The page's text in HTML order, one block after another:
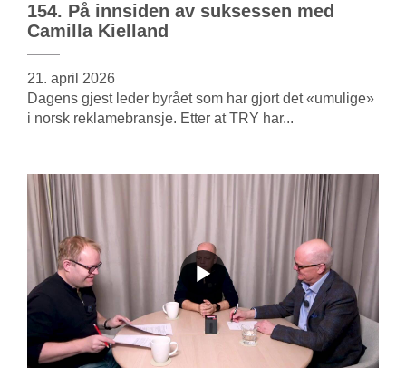
154. På innsiden av suksessen med
Camilla Kielland
21. april 2026
Dagens gjest leder byrået som har gjort det «umulige»
i norsk reklamebransje. Etter at TRY har...